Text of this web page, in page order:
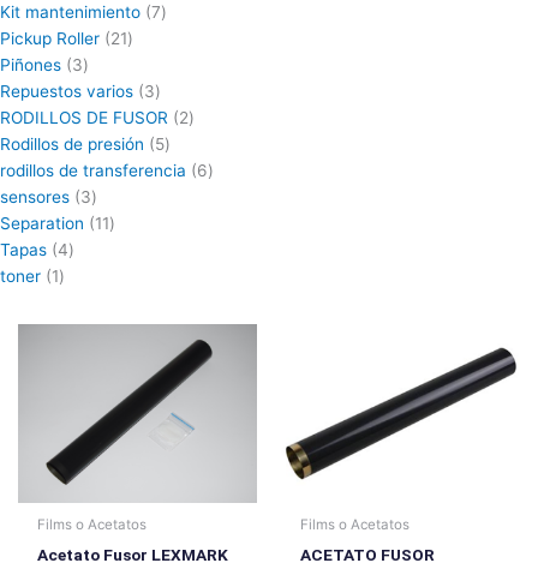
Kit mantenimiento 7
Pickup Roller 21
Piñones 3
Repuestos varios 3
RODILLOS DE FUSOR 2
Rodillos de presión 5
rodillos de transferencia 6
sensores 3
Separation 11
Tapas 4
toner 1
Films o Acetatos
Acetato Fusor LEXMARK
Films o Acetatos
ACETATO FUSOR